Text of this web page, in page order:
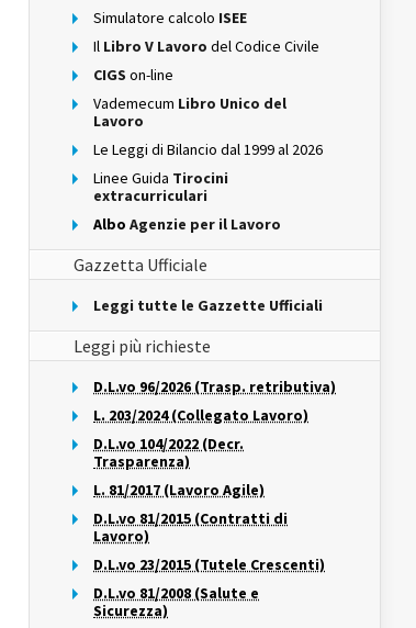
Simulatore calcolo ISEE
Il Libro V Lavoro del Codice Civile
CIGS on-line
Vademecum Libro Unico del
Lavoro
Le Leggi di Bilancio dal 1999 al 2026
Linee Guida Tirocini
extracurriculari
Albo Agenzie per il Lavoro
Gazzetta Ufficiale
Leggi tutte le Gazzette Ufficiali
Leggi più richieste
D.L.vo 96/2026 (Trasp. retributiva)
L. 203/2024 (Collegato Lavoro)
D.L.vo 104/2022 (Decr.
Trasparenza)
L. 81/2017 (Lavoro Agile)
D.L.vo 81/2015 (Contratti di
Lavoro)
D.L.vo 23/2015 (Tutele Crescenti)
D.L.vo 81/2008 (Salute e
Sicurezza)